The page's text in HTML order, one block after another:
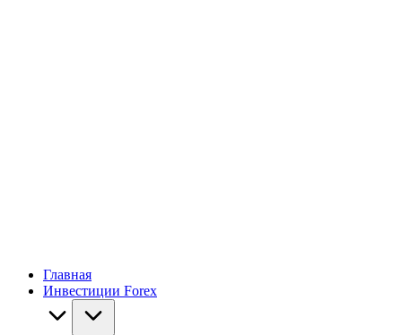
Главная
Инвестиции Forex